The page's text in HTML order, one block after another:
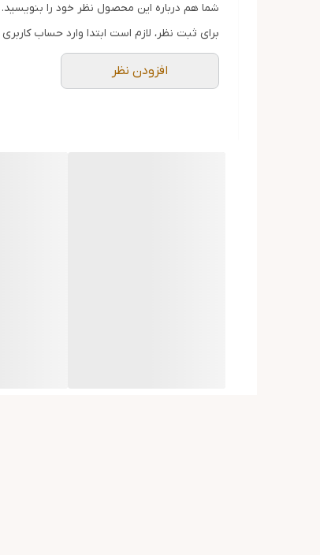
- فعال کننده لایه محافظ
- حاوی عصاره مرکبات با خاصیت
- حاوی ذغال شارکل جهت پاک
شما هم درباره این محصول نظر خود را بنویسید.
برای ثبت نظر، لازم است ابتدا وارد حساب
افزودن نظر